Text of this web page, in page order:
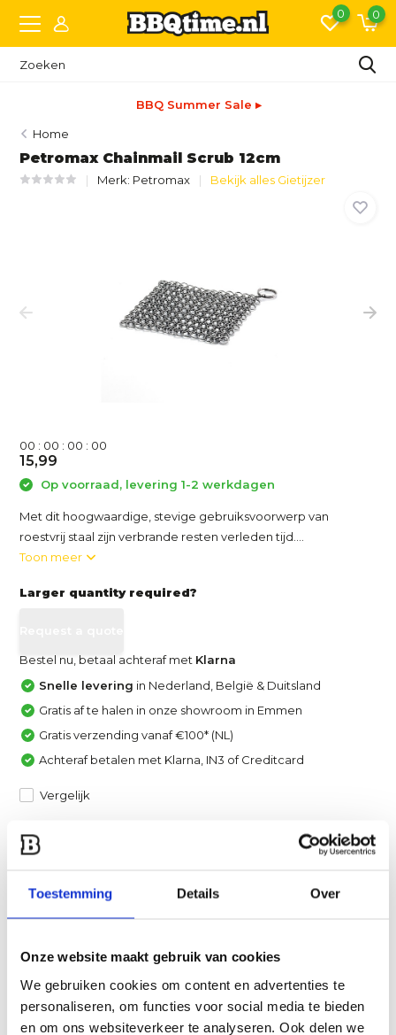
Toestemming Details Over
Onze website maakt gebruik van cookies
We gebruiken cookies om content en advertenties te
personaliseren, om functies voor social media te bieden
en om ons websiteverkeer te analyseren. Ook delen we
0 0
BBQ Summer Sale ▸
Home
Petromax Chainmail Scrub 12cm
Merk: Petromax Bekijk alles Gietijzer
00 : 00 : 00 : 00
15,99
Op voorraad, levering 1-2 werkdagen
Met dit hoogwaardige, stevige gebruiksvoorwerp van
roestvrij staal zijn verbrande resten verleden tijd....
Toon meer
Larger quantity required?
Bestel nu, betaal achteraf met Klarna
Snelle levering in Nederland, België & Duitsland
Gratis af te halen in onze showroom in Emmen
Gratis verzending vanaf €100* (NL)
Achteraf betalen met Klarna, IN3 of Creditcard
Vergelijk
Heb je een vraag over dit product?
Stuur ons een mail
Productomschrijving
Specificaties